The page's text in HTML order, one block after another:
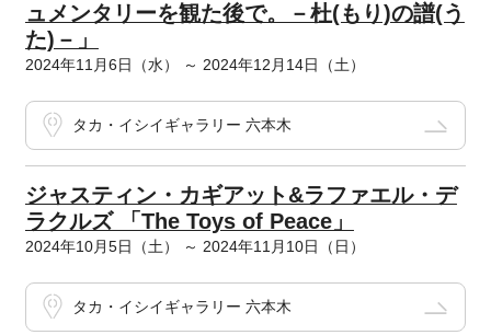
ュメンタリーを観た後で。－杜(もり)の譜(う
た)－」
2024年11月6日（水） ～ 2024年12月14日（土）
タカ・イシイギャラリー 六本木
ジャスティン・カギアット&ラファエル・デ
ラクルズ 「The Toys of Peace」
2024年10月5日（土） ～ 2024年11月10日（日）
タカ・イシイギャラリー 六本木